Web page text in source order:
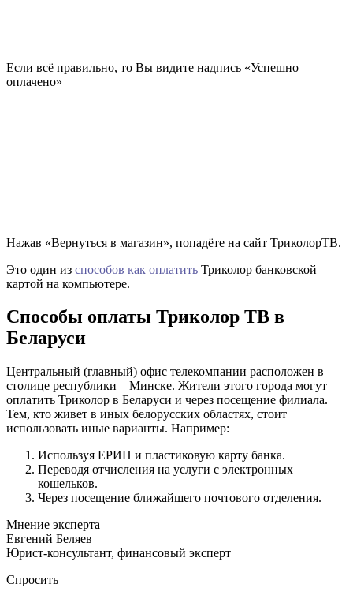
Если всё правильно, то Вы видите надпись «Успешно
оплачено»
Нажав «Вернуться в магазин», попадёте на сайт ТриколорТВ.
Это один из способов как оплатить Триколор банковской
картой на компьютере.
Способы оплаты Триколор ТВ в
Беларуси
Центральный (главный) офис телекомпании расположен в
столице республики – Минске. Жители этого города могут
оплатить Триколор в Беларуси и через посещение филиала.
Тем, кто живет в иных белорусских областях, стоит
использовать иные варианты. Например:
Используя ЕРИП и пластиковую карту банка.
Переводя отчисления на услуги с электронных
кошельков.
Через посещение ближайшего почтового отделения.
Мнение эксперта
Евгений Беляев
Юрист-консультант, финансовый эксперт
Спросить